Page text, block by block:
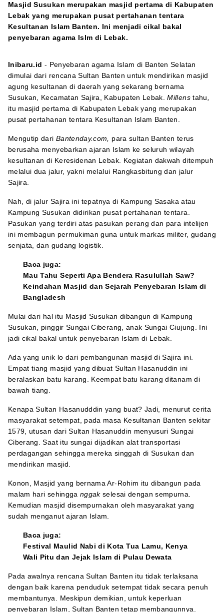
Masjid Susukan merupakan masjid pertama di Kabupaten
Lebak yang merupakan pusat pertahanan tentara
Kesultanan Islam Banten. Ini menjadi cikal bakal
penyebaran agama Islm di Lebak.
Inibaru.id - Penyebaran agama Islam di Banten Selatan
dimulai dari rencana Sultan Banten untuk mendirikan masjid
agung kesultanan di daerah yang sekarang bernama
Susukan, Kecamatan Sajira, Kabupaten Lebak.Millenstahu
itu masjid pertama di Kabupaten Lebak yang merupakan
pusat pertahanan tentara Kesultanan Islam Banten.
Mengutip dari Bantenday.com, para sultan Banten terus
berusaha menyebarkan ajaran Islam ke seluruh wilayah
kesultanan di Keresidenan Lebak. Kegiatan dakwah ditempuh
melalui dua jalur, yakni melalui Rangkasbitung dan jalur
Sajira.
Nah, di jalur Sajira ini tepatnya di Kampung Sasaka atau
Kampung Susukan didirikan pusat pertahanan tentara.
Pasukan yang terdiri atas pasukan perang dan para intelijen
ini membagun permukiman guna untuk markas militer, gudang
senjata, dan gudang logistik.
Baca juga:
Mau Tahu Seperti Apa Bendera Rasulullah Saw?
Keindahan Masjid dan Sejarah Penyebaran Islam di
Bangladesh
Mulai dari hal itu Masjid Susukan dibangun di Kampung
Susukan, pinggir Sungai Ciberang, anak Sungai Ciujung. Ini
jadi cikal bakal untuk penyebaran Islam di Lebak.
Ada yang unik lo dari pembangunan masjid di Sajira ini.
Empat tiang masjid yang dibuat Sultan Hasanuddin ini
beralaskan batu karang. Keempat batu karang ditanam di
bawah tiang.
Kenapa Sultan Hasanudddin yang buat? Jadi, menurut cerita
masyarakat setempat, pada masa Kesultanan Banten sekitar
1579, utusan dari Sultan Hasanuddin menyusuri Sungai
Ciberang. Saat itu sungai dijadikan alat transportasi
perdagangan sehingga mereka singgah di Susukan dan
mendirikan masjid.
Konon, Masjid yang bernama Ar-Rohim itu dibangun pada
malam hari sehingga nggakselesai dengan sempurna.
Kemudian masjid disempurnakan oleh masyarakat yang
sudah menganut ajaran Islam.
Baca juga:
Festival Maulid Nabi di Kota Tua Lamu, Kenya
Wali Pitu dan Jejak Islam di Pulau Dewata
Pada awalnya rencana Sultan Banten itu tidak terlaksana
dengan baik karena penduduk setempat tidak secara penuh
membantunya. Meskipun demikian, untuk keperluan
penyebaran Islam, Sultan Banten tetap membangunnya.